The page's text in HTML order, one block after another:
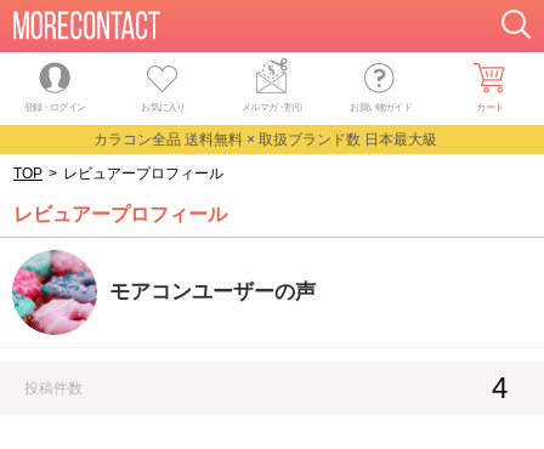
登録・ログイン お気に入り メルマガ・割引 お買い物ガイド カート
カラコン全品 送料無料 × 取扱ブランド数 日本最大級
TOP > レビュアープロフィール
レビュアープロフィール
モアコンユーザーの声
投稿件数 4